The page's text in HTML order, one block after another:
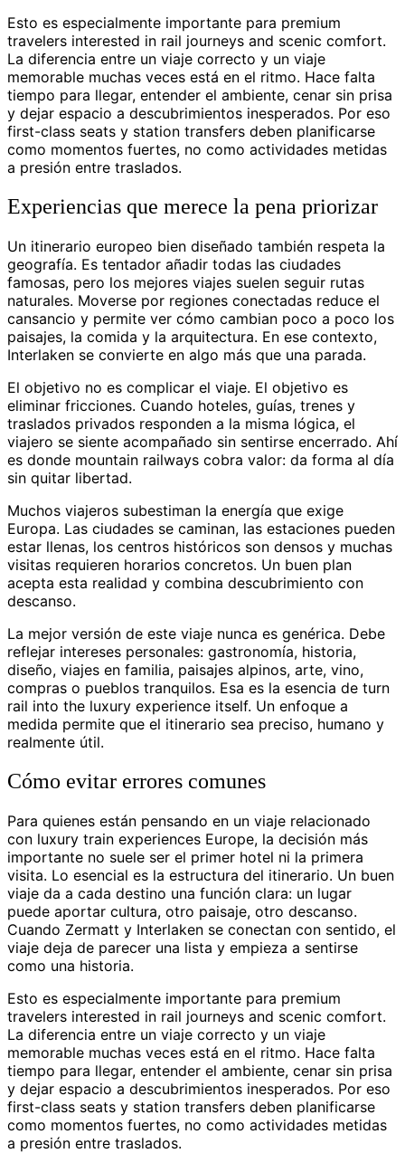
Esto es especialmente importante para premium
travelers interested in rail journeys and scenic comfort.
La diferencia entre un viaje correcto y un viaje
memorable muchas veces está en el ritmo. Hace falta
tiempo para llegar, entender el ambiente, cenar sin prisa
y dejar espacio a descubrimientos inesperados. Por eso
first-class seats y station transfers deben planificarse
como momentos fuertes, no como actividades metidas
a presión entre traslados.
Experiencias que merece la pena priorizar
Un itinerario europeo bien diseñado también respeta la
geografía. Es tentador añadir todas las ciudades
famosas, pero los mejores viajes suelen seguir rutas
naturales. Moverse por regiones conectadas reduce el
cansancio y permite ver cómo cambian poco a poco los
paisajes, la comida y la arquitectura. En ese contexto,
Interlaken se convierte en algo más que una parada.
El objetivo no es complicar el viaje. El objetivo es
eliminar fricciones. Cuando hoteles, guías, trenes y
traslados privados responden a la misma lógica, el
viajero se siente acompañado sin sentirse encerrado. Ahí
es donde mountain railways cobra valor: da forma al día
sin quitar libertad.
Muchos viajeros subestiman la energía que exige
Europa. Las ciudades se caminan, las estaciones pueden
estar llenas, los centros históricos son densos y muchas
visitas requieren horarios concretos. Un buen plan
acepta esta realidad y combina descubrimiento con
descanso.
La mejor versión de este viaje nunca es genérica. Debe
reflejar intereses personales: gastronomía, historia,
diseño, viajes en familia, paisajes alpinos, arte, vino,
compras o pueblos tranquilos. Esa es la esencia de turn
rail into the luxury experience itself. Un enfoque a
medida permite que el itinerario sea preciso, humano y
realmente útil.
Cómo evitar errores comunes
Para quienes están pensando en un viaje relacionado
con luxury train experiences Europe, la decisión más
importante no suele ser el primer hotel ni la primera
visita. Lo esencial es la estructura del itinerario. Un buen
viaje da a cada destino una función clara: un lugar
puede aportar cultura, otro paisaje, otro descanso.
Cuando Zermatt y Interlaken se conectan con sentido, el
viaje deja de parecer una lista y empieza a sentirse
como una historia.
Esto es especialmente importante para premium
travelers interested in rail journeys and scenic comfort.
La diferencia entre un viaje correcto y un viaje
memorable muchas veces está en el ritmo. Hace falta
tiempo para llegar, entender el ambiente, cenar sin prisa
y dejar espacio a descubrimientos inesperados. Por eso
first-class seats y station transfers deben planificarse
como momentos fuertes, no como actividades metidas
a presión entre traslados.